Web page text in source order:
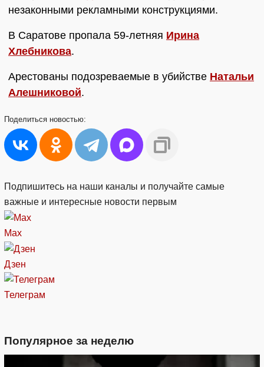
незаконными рекламными конструкциями.
В Саратове пропала 59-летняя Ирина
Хлебникова.
Арестованы подозреваемые в убийстве Натальи
Алешниковой.
Поделиться новостью:
Подпишитесь на наши каналы и получайте самые
важные и интересные новости первым
Max
Дзен
Телеграм
Популярное за неделю